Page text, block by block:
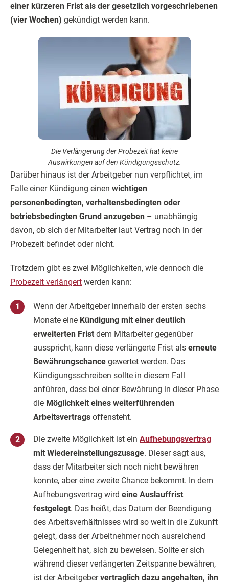
einer kürzeren Frist als der gesetzlich vorgeschriebenen
(vier Wochen) gekündigt werden kann.
Die Verlängerung der Probezeit hat keine
Auswirkungen auf den Kündigungsschutz.
Darüber hinaus ist der Arbeitgeber nun verpflichtet, im
Falle einer Kündigung einen wichtigen
personenbedingten, verhaltensbedingten oder
betriebsbedingten Grund anzugeben – unabhängig
davon, ob sich der Mitarbeiter laut Vertrag noch in der
Probezeit befindet oder nicht.
Trotzdem gibt es zwei Möglichkeiten, wie dennoch die
Probezeit verlängert werden kann:
Wenn der Arbeitgeber innerhalb der ersten sechs
Monate eine Kündigung mit einer deutlich
erweiterten Frist dem Mitarbeiter gegenüber
ausspricht, kann diese verlängerte Frist als erneute
Bewährungschance gewertet werden. Das
Kündigungsschreiben sollte in diesem Fall
anführen, dass bei einer Bewährung in dieser Phase
die Möglichkeit eines weiterführenden
Arbeitsvertrags offensteht.
Die zweite Möglichkeit ist ein Aufhebungsvertrag
mit Wiedereinstellungszusage. Dieser sagt aus,
dass der Mitarbeiter sich noch nicht bewähren
konnte, aber eine zweite Chance bekommt. In dem
Aufhebungsvertrag wird eine Auslauffrist
festgelegt. Das heißt, das Datum der Beendigung
des Arbeitsverhältnisses wird so weit in die Zukunft
gelegt, dass der Arbeitnehmer noch ausreichend
Gelegenheit hat, sich zu beweisen. Sollte er sich
während dieser verlängerten Zeitspanne bewähren,
ist der Arbeitgebervertraglich dazu angehalten, ihn